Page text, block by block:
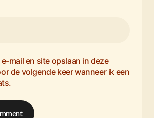
mail en site opslaan in deze
de volgende keer wanneer ik een